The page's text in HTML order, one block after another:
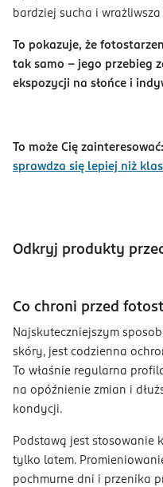
bardziej sucha i
To pokazuje, że
tak samo – jego przebieg
ekspozycji na słońce i
To może Cię
sprawdza się lepiej niż
Odkryj produkty
Co chroni przed
Najskuteczniejszym
skóry, jest codzienna
To właśnie regularna
na opóźnienie zmian i
kondycji.
Podstawą jest stosowanie
tylko latem.
pochmurne dni i przenika